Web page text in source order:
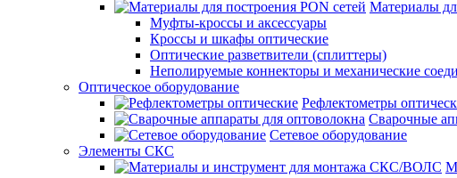
Материалы
Муфты-кроссы и аксессуары
Кроссы и шкафы оптические
Оптические разветвители (сплиттеры)
Неполируемые коннекторы и механические
Оптическое оборудование
Рефлектометры
Сварочные
Сетевое оборудование
Элементы СКС